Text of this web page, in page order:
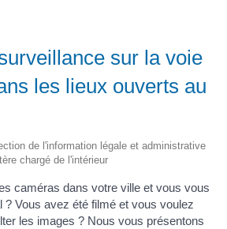
sur la voie
les lieux ouverts au
de l'information légale et administrative
chargé de l'intérieur
caméras dans votre ville et vous vous
? Vous avez été filmé et vous voulez
les images ? Nous vous présentons